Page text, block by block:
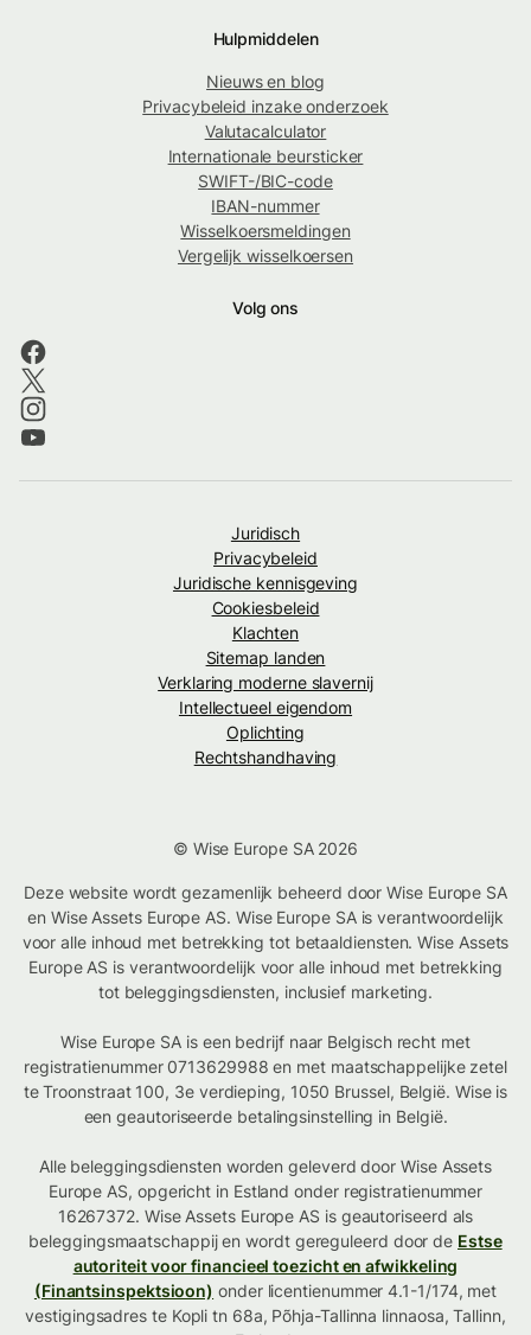
Hulpmiddelen
Nieuws en blog
Privacybeleid inzake onderzoek
Valutacalculator
Internationale beursticker
SWIFT-/BIC-code
IBAN-nummer
Wisselkoersmeldingen
Vergelijk wisselkoersen
Volg ons
Juridisch
Privacybeleid
Juridische kennisgeving
Cookiesbeleid
Klachten
Sitemap landen
Verklaring moderne slavernij
Intellectueel eigendom
Oplichting
Rechtshandhaving
© Wise Europe SA 2026
Deze website wordt gezamenlijk beheerd door Wise Europe SA
en Wise Assets Europe AS. Wise Europe SA is verantwoordelijk
voor alle inhoud met betrekking tot betaaldiensten. Wise Assets
Europe AS is verantwoordelijk voor alle inhoud met betrekking
tot beleggingsdiensten, inclusief marketing.
Wise Europe SA is een bedrijf naar Belgisch recht met
registratienummer 0713629988 en met maatschappelijke zetel
te Troonstraat 100, 3e verdieping, 1050 Brussel, België. Wise is
een geautoriseerde betalingsinstelling in België.
Alle beleggingsdiensten worden geleverd door Wise Assets
Europe AS, opgericht in Estland onder registratienummer
16267372. Wise Assets Europe AS is geautoriseerd als
beleggingsmaatschappij en wordt gereguleerd door de Estse
autoriteit voor financieel toezicht en afwikkeling
(Finantsinspektsioon) onder licentienummer 4.1-1/174, met
vestigingsadres te Kopli tn 68a, Põhja-Tallinna linnaosa, Tallinn,